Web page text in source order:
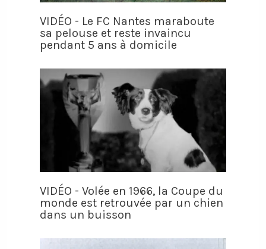
VIDÉO - Le FC Nantes maraboute
sa pelouse et reste invaincu
pendant 5 ans à domicile
VIDÉO - Volée en 1966, la Coupe du
monde est retrouvée par un chien
dans un buisson